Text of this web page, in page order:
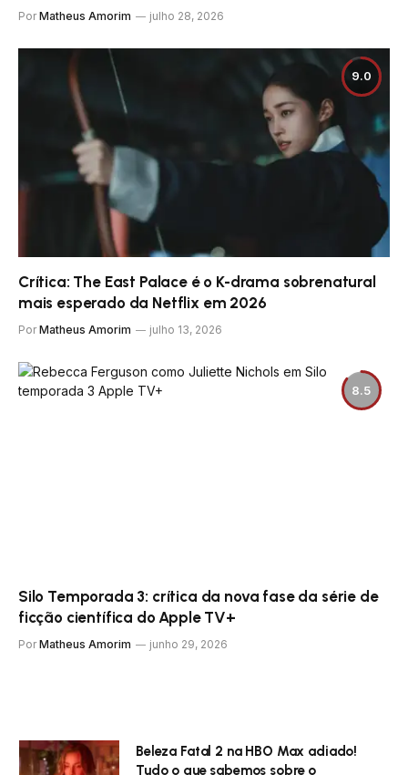
Por Matheus Amorim julho 28, 2026
9.0
Crítica: The East Palace é o K-drama sobrenatural
mais esperado da Netflix em 2026
Por Matheus Amorim julho 13, 2026
8.5
Silo Temporada 3: crítica da nova fase da série de
ficção científica do Apple TV+
Por Matheus Amorim junho 29, 2026
Beleza Fatal 2 na HBO Max adiado!
Tudo o que sabemos sobre o